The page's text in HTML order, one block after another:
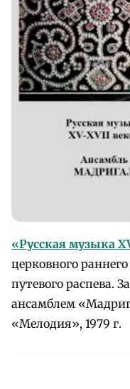
«Русская музыка
церковного
путевого распева.
ансамблем
«Мелодия», 1979 г.